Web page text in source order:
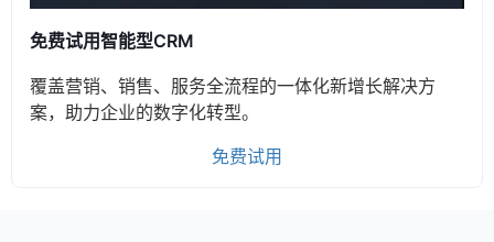
免费试用智能型CRM
覆盖营销、销售、服务全流程的一体化新增长解决方
案，助力企业的数字化转型。
免费试用